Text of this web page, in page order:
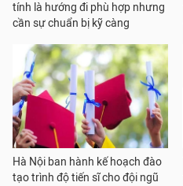
tính là hướng đi phù hợp nhưng
cần sự chuẩn bị kỹ càng
Hà Nội ban hành kế hoạch đào
tạo trình độ tiến sĩ cho đội ngũ